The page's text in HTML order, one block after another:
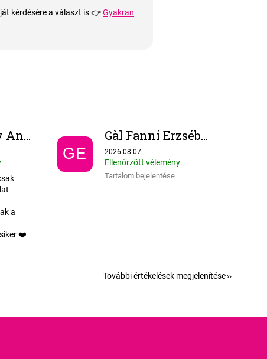
kérdésére a választ is 👉Gyakran
Monori-Nagy Angéla
ből 5 csillag.
a
❤️
GE
Gàl Fanni Erzsébet
Az áruház értékelése 5-ből 5 csillag.
2026.08.07
Ellenőrzött vélemény
Tartalom bejelentése
További értékelések megjelenítése